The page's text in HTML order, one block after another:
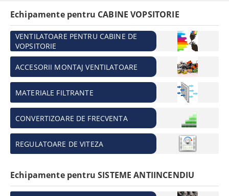
Echipamente pentru CABINE VOPSITORIE
VENTILATOARE PENTRU CABINE DE
VOPSITORIE
ACCESORII MONTAJ VENTILATOARE
MATERIALE FILTRANTE
CONVERTIZOARE DE FRECVENTA
REGULATOARE DE VITEZA
Echipamente pentru SISTEME ANTIINCENDIU